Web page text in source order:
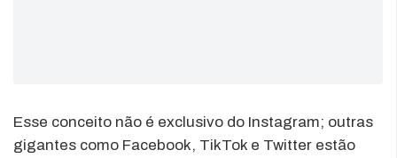
Esse conceito não é exclusivo do Instagram; outras
gigantes como Facebook, TikTok e Twitter estão